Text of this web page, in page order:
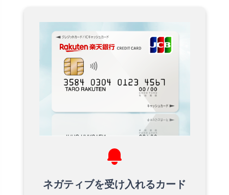
ネガティブを受け入れるカード